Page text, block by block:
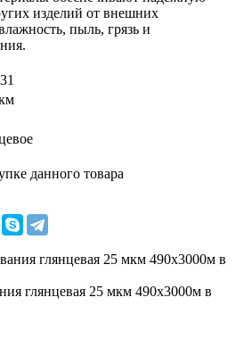
изделий от внешних
пыль, грязь и
данного товара
глянцевая 25 мкм 490х3000м в